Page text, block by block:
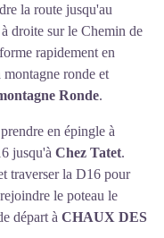
la route jusqu'au
droite sur le Chemin de
rapidement en
ronde et
Ronde.
en épingle à
jusqu'à Chez Tatet.
traverser la D16 pour
le poteau le
départ à CHAUX DES